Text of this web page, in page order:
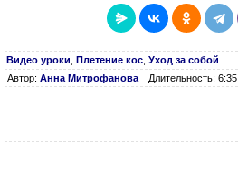
Видео уроки Плетение кос Уход за собой
Автор: Анна Митрофанова Длительность: 6:35